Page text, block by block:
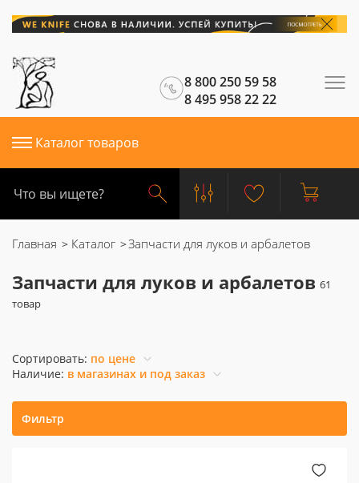
8 800 250 59 58
8 495 958 22 22
Каталог товаров
Главная Каталог Запчасти для луков и арбалетов
Запчасти для луков и арбалетов
Сортировать: по цене
Наличие: в магазинах и под заказ
Фильтр